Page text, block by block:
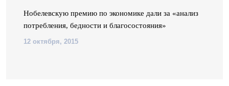
Нобелевскую премию по экономике дали за «анализ
потребления, бедности и благосостояния»
12 октября, 2015